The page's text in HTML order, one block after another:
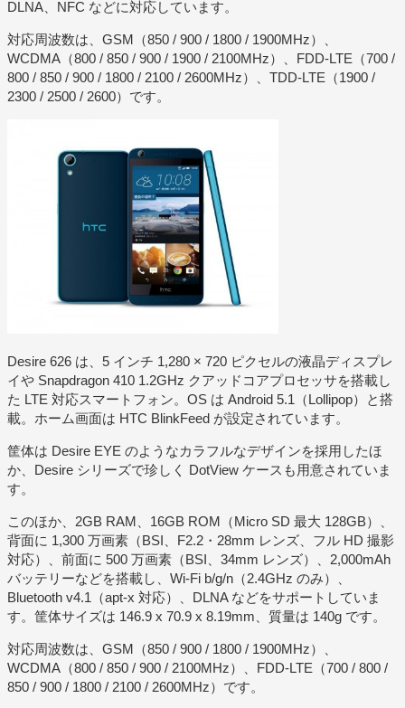
DLNA、NFC などに対応しています。
対応周波数は、GSM（850 / 900 / 1800 / 1900MHz）、
WCDMA（800 / 850 / 900 / 1900 / 2100MHz）、FDD-LTE（700 /
800 / 850 / 900 / 1800 / 2100 / 2600MHz）、TDD-LTE（1900 /
2300 / 2500 / 2600）です。
Desire 626 は、5 インチ 1,280 × 720 ピクセルの液晶ディスプレ
イや Snapdragon 410 1.2GHz クアッドコアプロセッサを搭載し
た LTE 対応スマートフォン。OS は Android 5.1（Lollipop）と搭
載。ホーム画面は HTC BlinkFeed が設定されています。
筐体は Desire EYE のようなカラフルなデザインを採用したほ
か、Desire シリーズで珍しく DotView ケースも用意されていま
す。
このほか、2GB RAM、16GB ROM（Micro SD 最大 128GB）、
背面に 1,300 万画素（BSI、F2.2・28mm レンズ、フル HD 撮影
対応）、前面に 500 万画素（BSI、34mm レンズ）、2,000mAh
バッテリーなどを搭載し、Wi-Fi b/g/n（2.4GHz のみ）、
Bluetooth v4.1（apt-x 対応）、DLNA などをサポートしていま
す。筐体サイズは 146.9 x 70.9 x 8.19mm、質量は 140g です。
対応周波数は、GSM（850 / 900 / 1800 / 1900MHz）、
WCDMA（800 / 850 / 900 / 2100MHz）、FDD-LTE（700 / 800 /
850 / 900 / 1800 / 2100 / 2600MHz）です。